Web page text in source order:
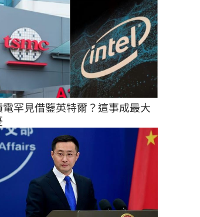
電罕見借鑒英特爾？這事成最大